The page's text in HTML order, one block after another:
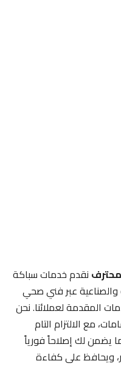
نقدم خدمات سباكة
عبر فني صحي
المقدمة لعملائنا. نحن
الالتزام التام
يضمن لك إصلاحاً فورياً
ويحافظ على كفاءة